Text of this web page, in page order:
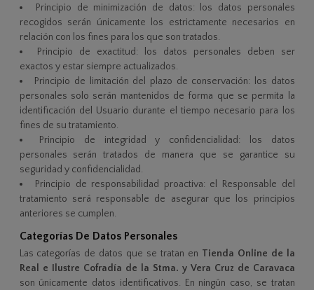
Principio de minimización de datos: los datos personales
recogidos serán únicamente los estrictamente necesarios en
relación con los fines para los que son tratados.
Principio de exactitud: los datos personales deben ser
exactos y estar siempre actualizados.
Principio de limitación del plazo de conservación: los datos
personales solo serán mantenidos de forma que se permita la
identificación del Usuario durante el tiempo necesario para los
fines de su tratamiento.
Principio de integridad y confidencialidad: los datos
personales serán tratados de manera que se garantice su
seguridad y confidencialidad.
Principio de responsabilidad proactiva: el Responsable del
tratamiento será responsable de asegurar que los principios
anteriores se cumplen.
Categorías De Datos Personales
Las categorías de datos que se tratan en Tienda Online de la
Real e Ilustre Cofradía de la Stma. y Vera Cruz de Caravaca
son únicamente datos identificativos. En ningún caso, se tratan